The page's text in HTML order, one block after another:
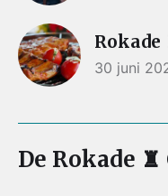
Rokade
30 juni
De Rokade